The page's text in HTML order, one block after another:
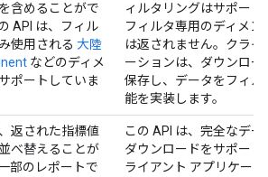
含めることがで
API は、フィル
使用される 大陸
などのディメ
ポートしていま
ィルタリングはサポート
フィルタ専用のディメン
は返されません。クライ
ーションは、ダウンロ
保存し、データをフィル
能を実装します。
返された指標値
べ替えることが
部のレポートで
この API は、完全なデ
ダウンロードをサポート
ライアント アプリケー